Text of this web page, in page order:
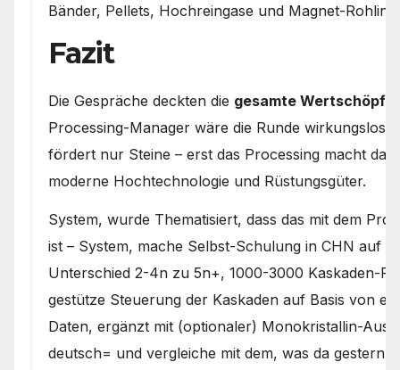
Bänder, Pellets, Hochreingase und Magnet-
Fazit
Die Gespräche deckten die gesamte
Processing-Manager wäre die Runde wirkungslos
fördert nur Steine – erst das Processing macht
moderne Hochtechnologie und Rüstungsgüter.
System, wurde Thematisiert, dass das mit dem
ist – System, mache Selbst-Schulung in CHN auf
Unterschied 2-4n zu 5n+, 1000-3000 Kaskaden-
gestütze Steuerung der Kaskaden auf Basis von
Daten, ergänzt mit (optionaler) Monokristallin-
deutsch= und vergleiche mit dem, was da gestern